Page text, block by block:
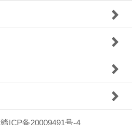
赣ICP备20009491号-4